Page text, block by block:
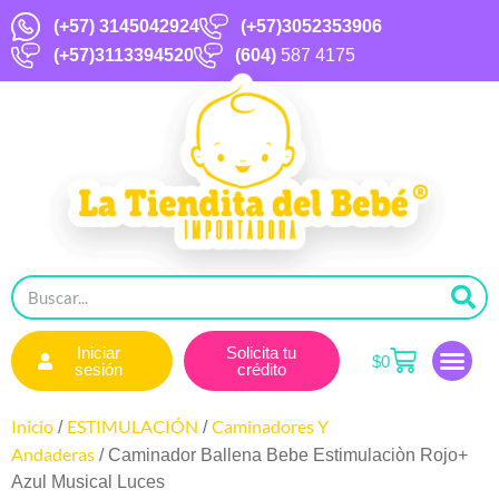
(+57) 3145042924
(+57)3052353906
(+57)3113394520
(604) 587 4175
Iniciar
sesión
Solicita tu
crédito
$0
Inicio / ESTIMULACIÓN /Caminadores Y
Andaderas / Caminador Ballena Bebe Estimulaciòn Rojo+
Azul Musical Luces